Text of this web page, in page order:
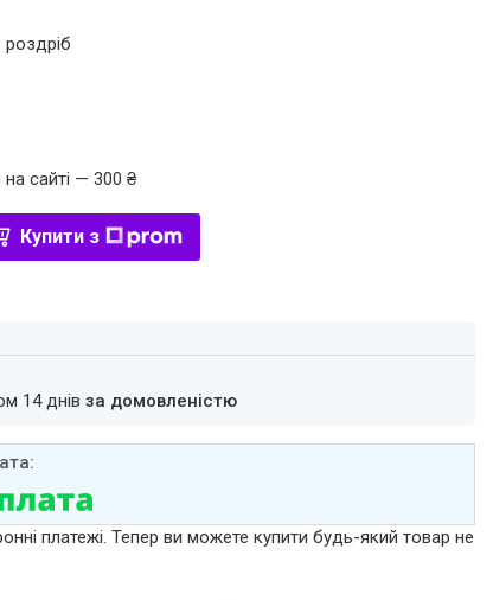
роздріб
сайті — 300 ₴
Купити з
14 днівза домовленістю
платежі. Тепер ви можете купити будь-який товар не